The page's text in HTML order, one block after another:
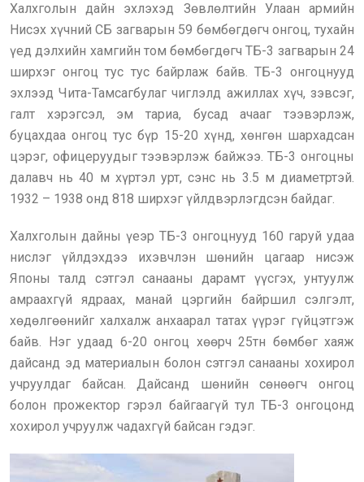
Халхголын дайн эхлэхэд Зөвлөлтийн Улаан армийн
Нисэх хүчний СБ загварын 59 бөмбөгдөгч онгоц, тухайн
үед дэлхийн хамгийн том бөмбөгдөгч ТБ-3 загварын 24
ширхэг онгоц тус тус байрлаж байв. ТБ-3 онгоцнууд
эхлээд Чита-Тамсагбулаг чиглэлд ажиллах хүч, зэвсэг,
галт хэрэгсэл, эм тариа, бусад ачааг тээвэрлэж,
буцахдаа онгоц тус бүр 15-20 хүнд, хөнгөн шархадсан
цэрэг, офицеруудыг тээвэрлэж байжээ. ТБ-3 онгоцны
далавч нь 40 м хүртэл урт, сэнс нь 3.5 м диаметртэй.
1932 – 1938 онд 818 ширхэг үйлдвэрлэгдсэн байдаг.
Халхголын дайны үеэр ТБ-3 онгоцнууд 160 гаруй удаа
нислэг үйлдэхдээ ихэвчлэн шөнийн цагаар нисэж
Японы талд сэтгэл санааны дарамт үүсгэх, унтуулж
амраахгүй ядраах, манай цэргийн байршил сэлгэлт,
хөдөлгөөнийг халхалж анхаарал татах үүрэг гүйцэтгэж
байв. Нэг удаад 6-20 онгоц хөөрч 25тн бөмбөг хаяж
дайсанд эд материалын болон сэтгэл санааны хохирол
учруулдаг байсан. Дайсанд шөнийн сөнөөгч онгоц
болон прожектор гэрэл байгаагүй тул ТБ-3 онгоцонд
хохирол учруулж чадахгүй байсан гэдэг.